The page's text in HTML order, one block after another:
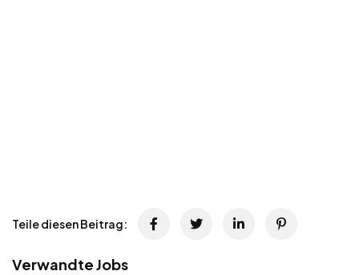
Teile diesen Beitrag:
Verwandte Jobs